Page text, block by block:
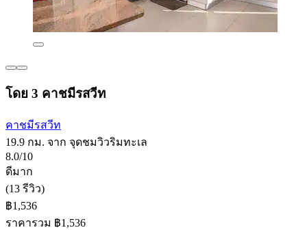
โดย 3 คาชมีรสวีท
คาชมีรสวีท
19.9 กม. จาก จุดชมวิวริมทะเล
8.0/10
ดีมาก
(13 รีวิว)
฿1,536
ราคารวม ฿1,536